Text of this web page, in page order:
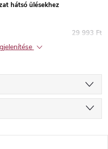
hátsó ülésekhez
29 993 Ft